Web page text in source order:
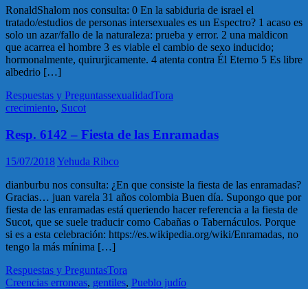
RonaldShalom nos consulta: 0 En la sabiduria de israel el
tratado/estudios de personas intersexuales es un Espectro? 1 acaso es
solo un azar/fallo de la naturaleza: prueba y error. 2 una maldicon
que acarrea el hombre 3 es viable el cambio de sexo inducido;
hormonalmente, quirurjicamente. 4 atenta contra Él Eterno 5 Es libre
albedrio […]
Respuestas y PreguntassexualidadTora
crecimiento, Sucot
Resp. 6142 – Fiesta de las Enramadas
15/07/2018Yehuda Ribco
dianburbu nos consulta: ¿En que consiste la fiesta de las enramadas?
Gracias… juan varela 31 años colombia Buen día. Supongo que por
fiesta de las enramadas está queriendo hacer referencia a la fiesta de
Sucot, que se suele traducir como Cabañas o Tabernáculos. Porque
si es a esta celebración: https://es.wikipedia.org/wiki/Enramadas, no
tengo la más mínima […]
Respuestas y PreguntasTora
Creencias erroneas, gentiles, Pueblo judío